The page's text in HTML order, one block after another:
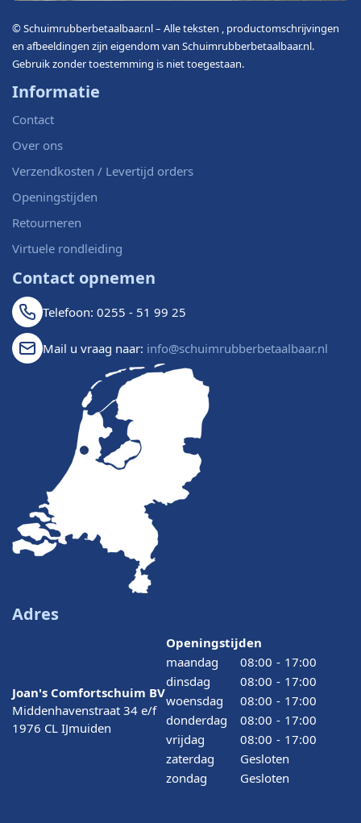
© Schuimrubberbetaalbaar.nl – Alle teksten , productomschrijvingen
en afbeeldingen zijn eigendom van Schuimrubberbetaalbaar.nl.
Gebruik zonder toestemming is niet toegestaan.
Informatie
Contact
Over ons
Verzendkosten / Levertijd orders
Openingstijden
Retourneren
Virtuele rondleiding
Contact opnemen
Telefoon: 0255 - 51 99 25
Mail u vraag naar: info@schuimrubberbetaalbaar.nl
Adres
Joan's Comfortschuim BV
Middenhavenstraat 34 e/f
1976 CL IJmuiden
Openingstijden
maandag
08:00 - 17:00
dinsdag
08:00 - 17:00
woensdag
08:00 - 17:00
donderdag
08:00 - 17:00
vrijdag
08:00 - 17:00
zaterdag
Gesloten
zondag
Gesloten